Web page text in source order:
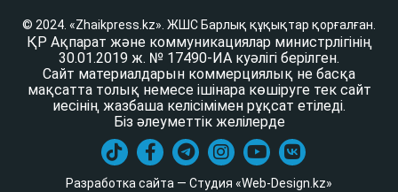
© 2024. «Zhaikpress.kz». ЖШС Барлық құқықтар қорғалған.
ҚР Ақпарат және коммуникациялар министрлігінің
30.01.2019 ж. № 17490-ИА куәлігі берілген.
Сайт материалдарын коммерциялық не басқа
мақсатта толық немесе ішінара көшіруге тек сайт
иесінің жазбаша келісімімен рұқсат етіледі.
Біз әлеуметтік желілерде
Разработка сайта — Студия «Web-Design.kz»